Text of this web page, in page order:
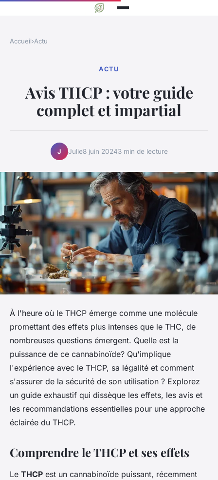
Accueil›Actu
ACTU
Avis THCP : votre guide
complet et impartial
J Julie8 juin 20243 min de lecture
À l'heure où le THCP émerge comme une molécule
promettant des effets plus intenses que le THC, de
nombreuses questions émergent. Quelle est la
puissance de ce cannabinoïde? Qu'implique
l'expérience avec le THCP, sa légalité et comment
s'assurer de la sécurité de son utilisation ? Explorez
un guide exhaustif qui dissèque les effets, les avis et
les recommandations essentielles pour une approche
éclairée du THCP.
Comprendre le THCP et ses effets
Le THCP est un cannabinoïde puissant, récemment